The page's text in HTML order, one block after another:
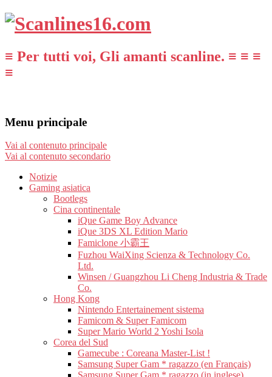
≡ Per tutti voi, Gli amanti scanline. ≡ ≡ ≡
≡
Menu principale
Vai al contenuto principale
Vai al contenuto secondario
Notizie
Gaming asiatica
Bootlegs
Cina continentale
iQue Game Boy Advance
iQue 3DS XL Edition Mario
Famiclone 小霸王
Fuzhou WaiXing Scienza & Technology Co.
Ltd.
Winsen / Guangzhou Li Cheng Industria & Trade
Co.
Hong Kong
Nintendo Entertainement sistema
Famicom & Super Famicom
Super Mario World 2 Yoshi Isola
Corea del Sud
Gamecube : Coreana Master-List !
Samsung Super Gam * ragazzo (en Français)